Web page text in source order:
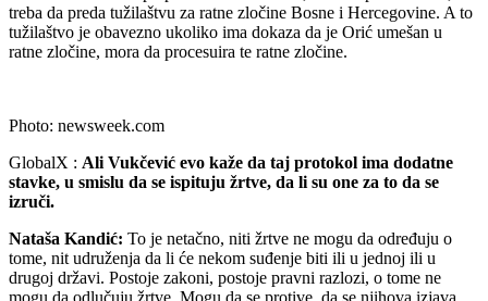
treba da preda tužilaštvu za ratne zločine Bosne i Hercegovine. A to
tužilaštvo je obavezno ukoliko ima dokaza da je Orić umešan u
ratne zločine, mora da procesuira te ratne zločine.
Photo: newsweek.com
GlobalX : Ali Vukčević evo kaže da taj protokol ima dodatne
stavke, u smislu da se ispituju žrtve, da li su one za to da se
izruči.
Nataša Kandić: To je netačno, niti žrtve ne mogu da određuju o
tome, nit udruženja da li će nekom suđenje biti ili u jednoj ili u
drugoj državi. Postoje zakoni, postoje pravni razlozi, o tome ne
mogu da odlučuju žrtve. Mogu da se protive, da se njihova izjava